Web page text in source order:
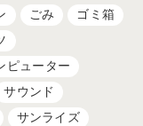
ごみ
ゴミ箱
ピューター
サウンド
サンライズ